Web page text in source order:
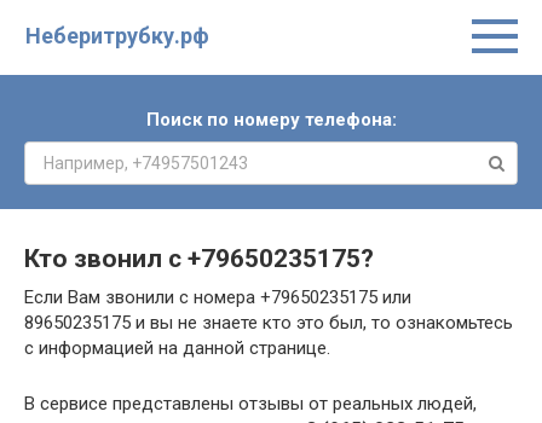
Неберитрубку.рф
Поиск по номеру телефона:
Кто звонил с +79650235175?
Если Вам звонили с номера +79650235175 или
89650235175 и вы не знаете кто это был, то ознакомьтесь
с информацией на данной странице.
В сервисе представлены отзывы от реальных людей,